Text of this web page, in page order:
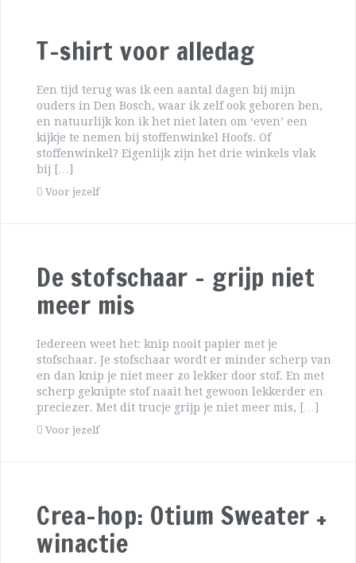
T-shirt voor alledag
Een tijd terug was ik een aantal dagen bij mijn
ouders in Den Bosch, waar ik zelf ook geboren ben,
en natuurlijk kon ik het niet laten om ‘even’ een
kijkje te nemen bij stoffenwinkel Hoofs. Of
stoffenwinkel? Eigenlijk zijn het drie winkels vlak
bij […]
Voor jezelf
De stofschaar – grijp niet
meer mis
Iedereen weet het: knip nooit papier met je
stofschaar. Je stofschaar wordt er minder scherp van
en dan knip je niet meer zo lekker door stof. En met
scherp geknipte stof naait het gewoon lekkerder en
preciezer. Met dit trucje grijp je niet meer mis, […]
Voor jezelf
Crea-hop: Otium Sweater +
winactie